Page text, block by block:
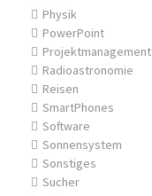
Physik
PowerPoint
Projektmanagement
Radioastronomie
Reisen
SmartPhones
Software
Sonnensystem
Sonstiges
Sucher